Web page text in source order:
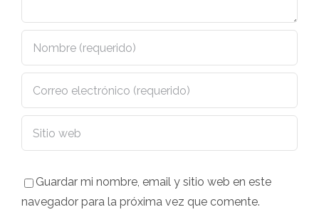
Guardar mi nombre, email y sitio web en este
navegador para la próxima vez que comente.